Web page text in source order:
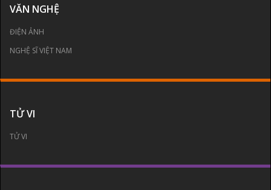
VĂN NGHỆ
ĐIỆN ẢNH
NGHỆ SĨ VIỆT NAM
TỬ VI
TỬ VI